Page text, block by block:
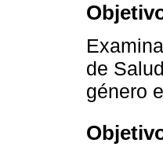
de
género